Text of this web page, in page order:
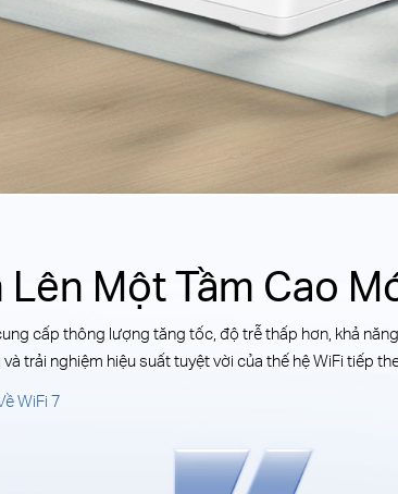
Một Tầm Cao
cấp thông lượng tăng tốc, độ trễ thấp hơn, khả
trải nghiệm hiệu suất tuyệt vời của thế hệ WiFi tiếp
WiFi 7